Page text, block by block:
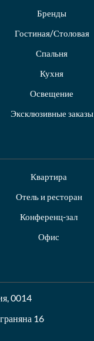
Бренды
Гостиная/Столовая
Спальня
Кухня
Освещение
Эксклюзивные заказы
Квартира
Отель и ресторан
Конференц-зал
Офис
0014
16